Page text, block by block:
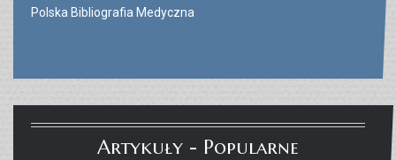
Polska Bibliografia Medyczna
Artykuły - Popularne